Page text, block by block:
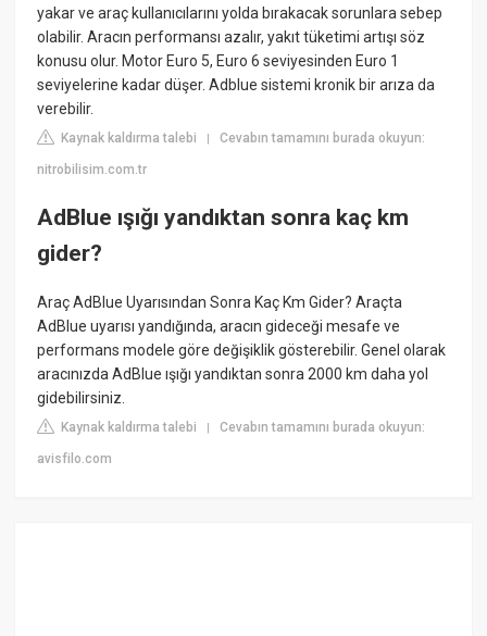
yakar ve araç kullanıcılarını yolda bırakacak sorunlara sebep
olabilir. Aracın performansı azalır, yakıt tüketimi artışı söz
konusu olur. Motor Euro 5, Euro 6 seviyesinden Euro 1
seviyelerine kadar düşer. Adblue sistemi kronik bir arıza da
verebilir.
Kaynak kaldırma talebi |Cevabın tamamını burada okuyun:
nitrobilisim.com.tr
AdBlue ışığı yandıktan sonra kaç km
gider?
Araç AdBlue Uyarısından Sonra Kaç Km Gider? Araçta
AdBlue uyarısı yandığında, aracın gideceği mesafe ve
performans modele göre değişiklik gösterebilir. Genel olarak
aracınızda AdBlue ışığı yandıktan sonra 2000 km daha yol
gidebilirsiniz.
Kaynak kaldırma talebi |Cevabın tamamını burada okuyun:
avisfilo.com